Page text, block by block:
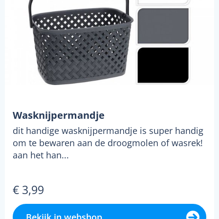
Wasknijpermandje
dit handige wasknijpermandje is super handig
om te bewaren aan de droogmolen of wasrek!
aan het han...
€ 3,99